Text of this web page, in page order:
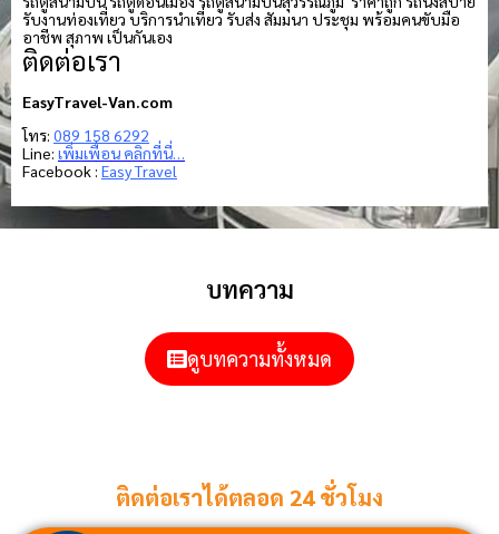
รับงานท่องเที่ยว บริการนำเที่ยว รับส่ง สัมมนา ประชุม พร้อมคนขับมือ
อาชีพ สุภาพ เป็นกันเอง
ติดต่อเรา
EasyTravel-Van.com
โทร: 089 158 6292
Line: เพิ่มเพื่อน คลิกที่นี่…
Facebook : Easy Travel
บทความ
ดูบทความทั้งหมด
ติดต่อเราได้ตลอด 24 ชั่วโมง